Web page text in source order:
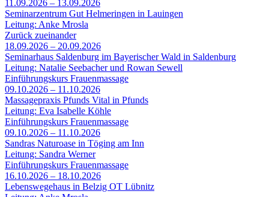
11.09.2026 – 13.09.2026
Seminarzentrum Gut Helmeringen in Lauingen
Leitung: Anke Mrosla
Zurück zueinander
18.09.2026 – 20.09.2026
Seminarhaus Saldenburg im Bayerischer Wald in Saldenburg
Leitung: Natalie Seebacher und Rowan Sewell
Einführungskurs Frauenmassage
09.10.2026 – 11.10.2026
Massagepraxis Pfunds Vital in Pfunds
Leitung: Eva Isabelle Köhle
Einführungskurs Frauenmassage
09.10.2026 – 11.10.2026
Sandras Naturoase in Töging am Inn
Leitung: Sandra Werner
Einführungskurs Frauenmassage
16.10.2026 – 18.10.2026
Lebenswegehaus in Belzig OT Lübnitz